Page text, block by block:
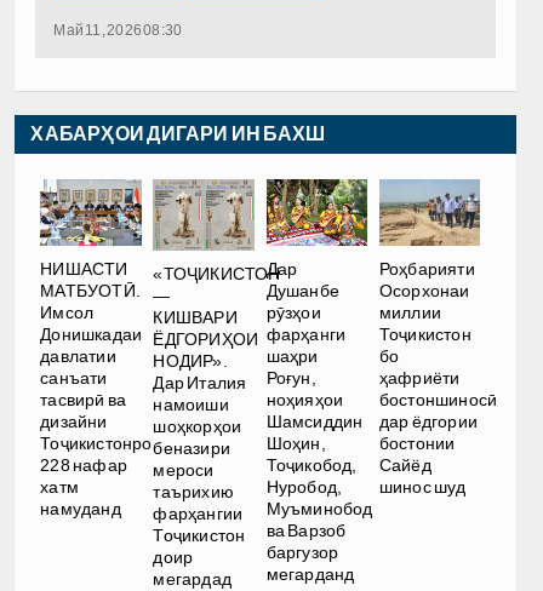
Май 11, 2026 08:30
ХАБАРҲОИ ДИГАРИ ИН БАХШ
НИШАСТИ
МАТБУОТӢ.
Имсол
Донишкадаи
давлатии
санъати
тасвирӣ ва
дизайни
Тоҷикистонро
228 нафар
хатм
намуданд
«ТОҶИКИСТОН
—
КИШВАРИ
ЁДГОРИҲОИ
НОДИР».
Дар Италия
намоиши
шоҳкорҳои
беназири
мероси
таърихию
фарҳангии
Тоҷикистон
доир
мегардад
Дар
Душанбе
рӯзҳои
фарҳанги
шаҳри
Роғун,
ноҳияҳои
Шамсиддин
Шоҳин,
Тоҷикобод,
Нуробод,
Муъминобод
ва Варзоб
баргузор
мегарданд
Роҳбарияти
Осорхонаи
миллии
Тоҷикистон
бо
ҳафриёти
бостоншиносӣ
дар ёдгории
бостонии
Сайёд
шинос шуд